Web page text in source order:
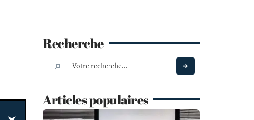
Recherche
Articles populaires